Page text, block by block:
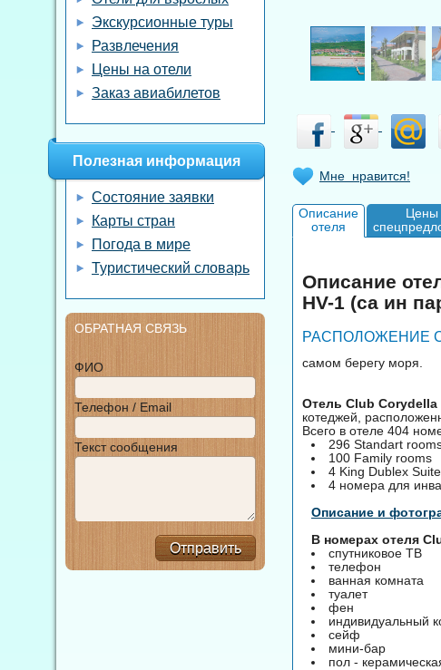
Мне нравится!
Описание
отеля
Цены
Описание
HV-1 (са ин
РАСПОЛОЖЕНИЕ
самом берегу моря.
Отель Club Corydella
котеджей,
Всего в отеле 404
296 Standart
100 Family rooms
4 King Dublex Suite
4 номера для
Описание и
В номерах отеля
спутниковое ТВ
телефон
ванная комната
туалет
фен
индивидуальный
сейф
мини-бар
пол -
Экскурсионные туры
Развлечения
Цены на отели
Заказ авиабилетов
Полезная информация
Состояние заявки
Карты стран
Погода в мире
Туристический словарь
ОБРАТНАЯ СВЯЗЬ
ФИО
Телефон / Email
Текст сообщения
Отправить